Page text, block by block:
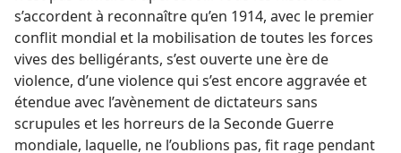
s’accordent à reconnaître qu’en 1914, avec le premier
conflit mondial et la mobilisation de toutes les forces
vives des belligérants, s’est ouverte une ère de
violence, d’une violence qui s’est encore aggravée et
étendue avec l’avènement de dictateurs sans
scrupules et les horreurs de la Seconde Guerre
mondiale, laquelle, ne l’oublions pas, fit rage pendant